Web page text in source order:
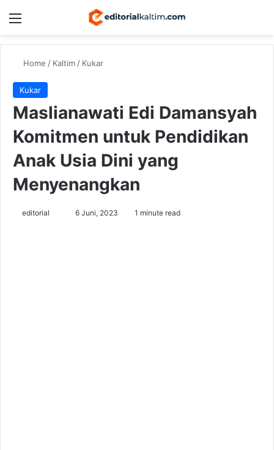
Menu
Home / Kaltim/ Kukar
Kukar
Maslianawati Edi Damansyah
Komitmen untuk Pendidikan
Anak Usia Dini yang
Menyenangkan
editorial
Send6 Juni, 2023 1 minute read